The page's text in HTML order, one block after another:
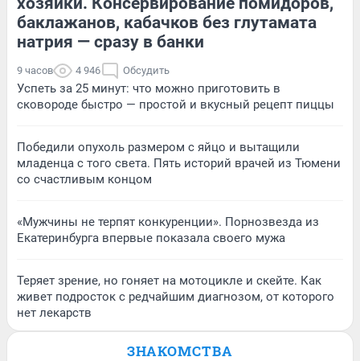
баклажанов, кабачков без глутамата
натрия — сразу в банки
9 часов 4 946 Обсудить
Успеть за 25 минут: что можно приготовить в
сковороде быстро — простой и вкусный рецепт пиццы
Победили опухоль размером с яйцо и вытащили
младенца с того света. Пять историй врачей из Тюмени
со счастливым концом
«Мужчины не терпят конкуренции». Порнозвезда из
Екатеринбурга впервые показала своего мужа
Теряет зрение, но гоняет на мотоцикле и скейте. Как
живет подросток с редчайшим диагнозом, от которого
нет лекарств
ЗНАКОМСТВА